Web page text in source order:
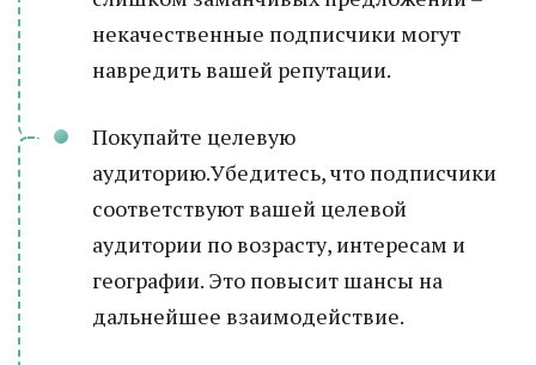
некачественные подписчики могут
навредить вашей репутации.
Покупайте целевую
аудиторию.Убедитесь, что подписчики
соответствуют вашей целевой
аудитории по возрасту, интересам и
географии. Это повысит шансы на
дальнейшее взаимодействие.